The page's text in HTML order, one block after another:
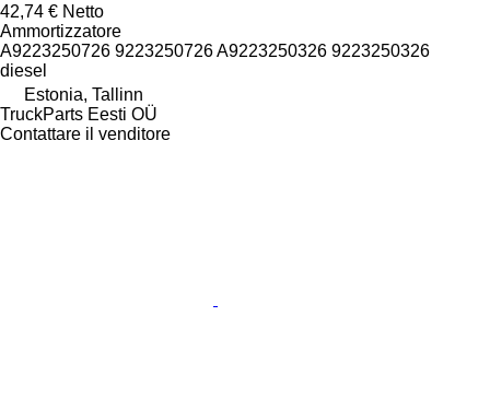
42,74 € Netto
Ammortizzatore
A9223250726 9223250726 A9223250326 9223250326
diesel
Estonia, Tallinn
TruckParts Eesti OÜ
Contattare il venditore